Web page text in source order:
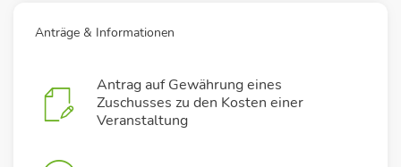
Anträge & Informationen
Antrag auf Gewährung eines
Zuschusses zu den Kosten einer
Veranstaltung